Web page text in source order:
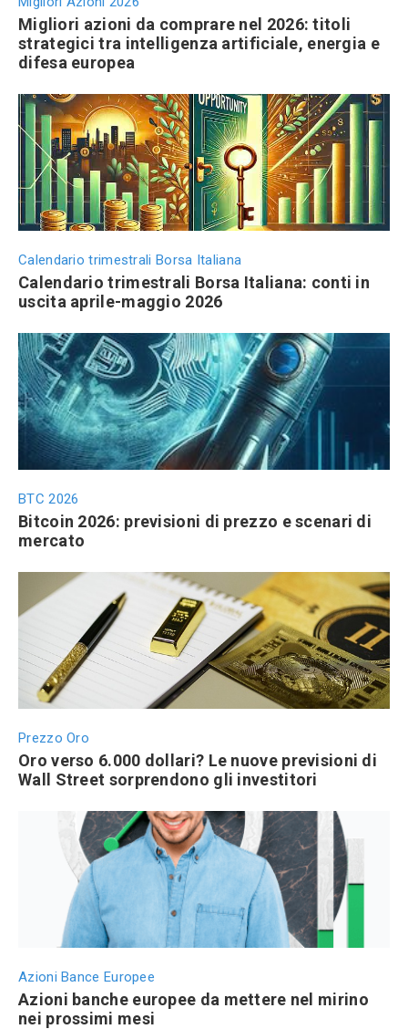
Migliori azioni da comprare nel 2026: titoli
strategici tra intelligenza artificiale, energia e
difesa europea
Calendario trimestrali Borsa Italiana
Calendario trimestrali Borsa Italiana: conti in
uscita aprile-maggio 2026
BTC 2026
Bitcoin 2026: previsioni di prezzo e scenari di
mercato
Prezzo Oro
Oro verso 6.000 dollari? Le nuove previsioni di
Wall Street sorprendono gli investitori
Azioni Bance Europee
Azioni banche europee da mettere nel mirino
nei prossimi mesi